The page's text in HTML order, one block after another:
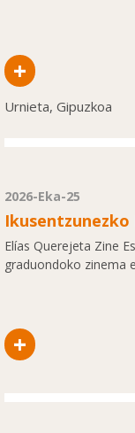
+
Urnieta, Gipuzkoa
2026-Eka-25
Elías Querejeta Zine
graduondoko zinema
+